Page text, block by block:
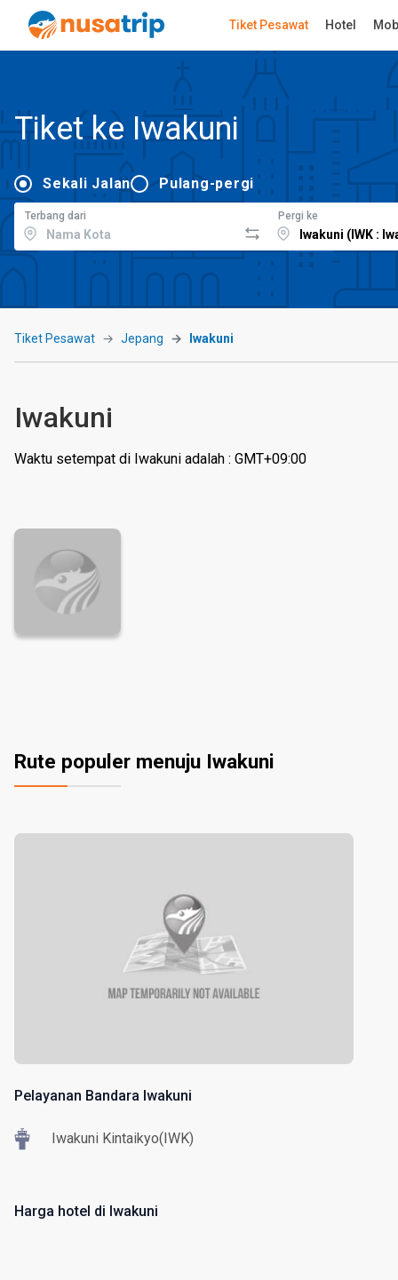
Tiket Pesawat Hotel
Tiket ke Iwakuni
Sekali Jalan Pulang-pergi
Terbang dari Pergi ke
Tiket Pesawat Jepang Iwakuni
Iwakuni
Waktu setempat di Iwakuni adalah : GMT+09:00
Rute populer menuju Iwakuni
Pelayanan Bandara Iwakuni
Iwakuni Kintaikyo(IWK)
Harga hotel di Iwakuni